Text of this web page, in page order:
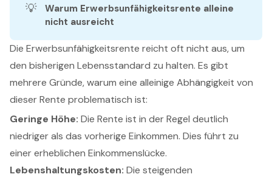
💡
Warum Erwerbsunfähigkeitsrente alleine
nicht ausreicht
Die Erwerbsunfähigkeitsrente reicht oft nicht aus, um
den bisherigen Lebensstandard zu halten. Es gibt
mehrere Gründe, warum eine alleinige Abhängigkeit von
dieser Rente problematisch ist:
Geringe Höhe: Die Rente ist in der Regel deutlich
niedriger als das vorherige Einkommen. Dies führt zu
einer erheblichen Einkommenslücke.
Lebenshaltungskosten: Die steigenden